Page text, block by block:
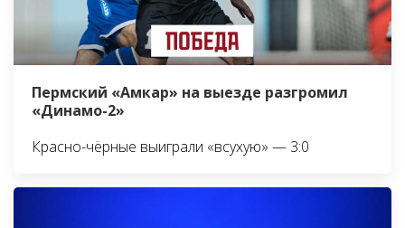
Пермский «Амкар» на выезде разгромил
«Динамо-2»
Красно-чёрные выиграли «всухую» — 3:0